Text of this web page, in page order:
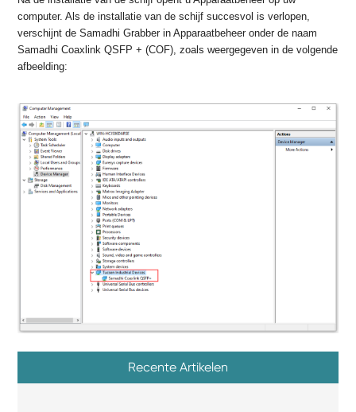
computer. Als de installatie van de schijf succesvol is verlopen,
verschijnt de Samadhi Grabber in Apparaatbeheer onder de naam
Samadhi Coaxlink QSFP + (COF), zoals weergegeven in de volgende
afbeelding:
Recente Artikelen